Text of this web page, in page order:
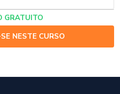
GRATUITO
NESTE CURSO